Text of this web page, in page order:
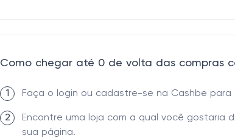
Como chegar até 0 de volta das compras
1 Faça o login ou cadastre-se na Cashbe
2
Encontre uma loja com a qual você gostaria
sua página.